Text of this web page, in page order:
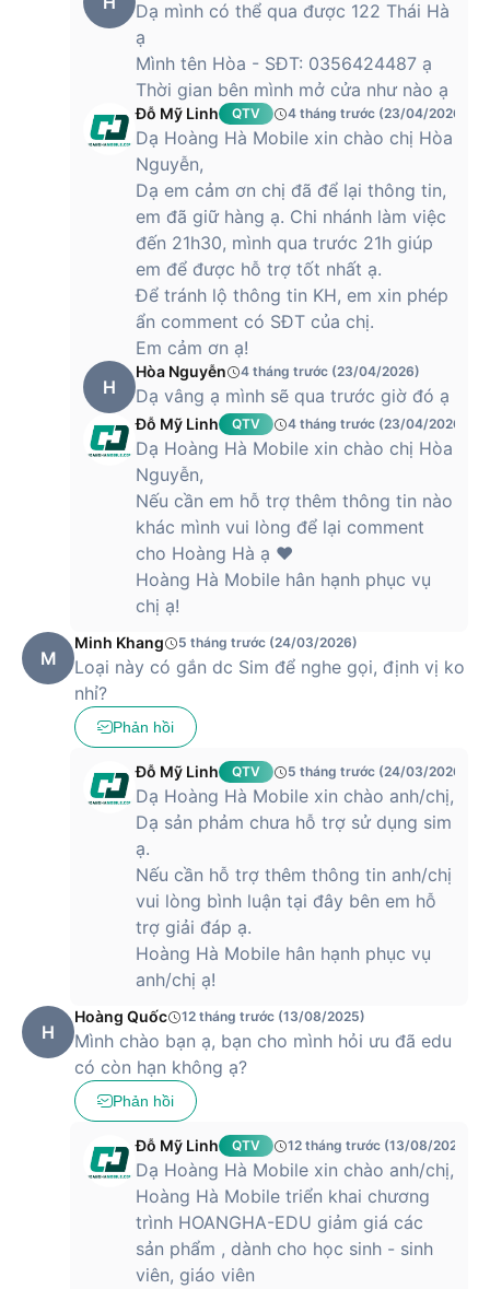
Dạ mình có thể qua được 122 Thái Hà
ạ
Mình tên Hòa - SĐT: 0356424487 ạ
Thời gian bên mình mở cửa như nào ạ
Đỗ Mỹ Linh QTV 4 tháng trước (23/04/2026)
Dạ Hoàng Hà Mobile xin chào chị Hòa
Nguyễn,
Dạ em cảm ơn chị đã để lại thông tin,
em đã giữ hàng ạ. Chi nhánh làm việc
đến 21h30, mình qua trước 21h giúp
em để được hỗ trợ tốt nhất ạ.
Để tránh lộ thông tin KH, em xin phép
ẩn comment có SĐT của chị.
Em cảm ơn ạ!
H
Hòa Nguyễn 4 tháng trước (23/04/2026)
Dạ vâng ạ mình sẽ qua trước giờ đó ạ
Đỗ Mỹ Linh QTV 4 tháng trước (23/04/2026)
Dạ Hoàng Hà Mobile xin chào chị Hòa
Nguyễn,
Nếu cần em hỗ trợ thêm thông tin nào
khác mình vui lòng để lại comment
cho Hoàng Hà ạ ❤️
Hoàng Hà Mobile hân hạnh phục vụ
chị ạ!
M
Minh Khang 5 tháng trước (24/03/2026)
Loại này có gắn dc Sim để nghe gọi, định vị ko
nhỉ?
Phản hồi
Đỗ Mỹ Linh QTV 5 tháng trước (24/03/2026)
Dạ Hoàng Hà Mobile xin chào anh/chị,
Dạ sản phảm chưa hỗ trợ sử dụng sim
ạ.
Nếu cần hỗ trợ thêm thông tin anh/chị
vui lòng bình luận tại đây bên em hỗ
trợ giải đáp ạ.
Hoàng Hà Mobile hân hạnh phục vụ
anh/chị ạ!
H
Hoàng Quốc 12 tháng trước (13/08/2025)
Mình chào bạn ạ, bạn cho mình hỏi ưu đã edu
có còn hạn không ạ?
Phản hồi
Đỗ Mỹ Linh QTV 12 tháng trước (13/08/2025)
Dạ Hoàng Hà Mobile xin chào anh/chị,
Hoàng Hà Mobile triển khai chương
trình HOANGHA-EDU giảm giá các
sản phẩm , dành cho học sinh - sinh
viên, giáo viên